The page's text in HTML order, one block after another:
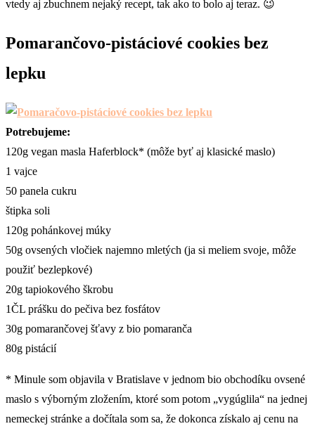
vtedy aj zbuchnem nejaký recept, tak ako to bolo aj teraz. 😉
Pomarančovo-pistáciové cookies bez
lepku
Potrebujeme:
120g vegan masla Haferblock* (môže byť aj klasické maslo)
1 vajce
50 panela cukru
štipka soli
120g pohánkovej múky
50g ovsených vločiek najemno mletých (ja si meliem svoje, môže
použiť bezlepkové)
20g tapiokového škrobu
1ČL prášku do pečiva bez fosfátov
30g pomarančovej šťavy z bio pomaranča
80g pistácií
* Minule som objavila v Bratislave v jednom bio obchodíku ovsené
maslo s výborným zložením, ktoré som potom „vygúglila“ na jednej
nemeckej stránke a dočítala som sa, že dokonca získalo aj cenu na